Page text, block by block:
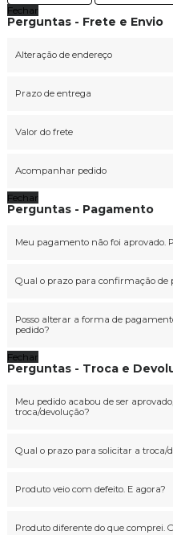
Fechar
Perguntas - Frete e Envio
Alteração de endereço
Prazo de entrega
Valor do frete
Acompanhar pedido
Fechar
Perguntas - Pagamento
Meu pagamento não foi aprovado.
Qual o prazo para confirmação de
Posso alterar a forma de
pedido?
Fechar
Perguntas - Troca e
Meu pedido acabou de ser
troca/devolução?
Qual o prazo para solicitar a troca/
Produto veio com defeito. E agora?
Produto diferente do que comprei.